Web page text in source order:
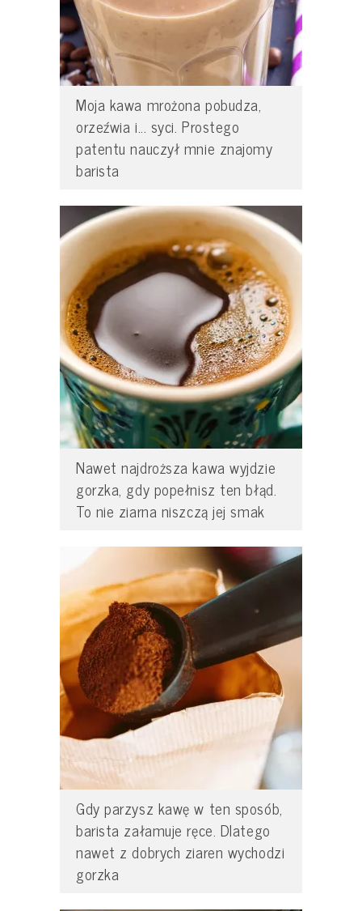
Moja kawa mrożona pobudza,
orzeźwia i... syci. Prostego
patentu nauczył mnie znajomy
barista
Nawet najdroższa kawa wyjdzie
gorzka, gdy popełnisz ten błąd.
To nie ziarna niszczą jej smak
Gdy parzysz kawę w ten sposób,
barista załamuje ręce. Dlatego
nawet z dobrych ziaren wychodzi
gorzka